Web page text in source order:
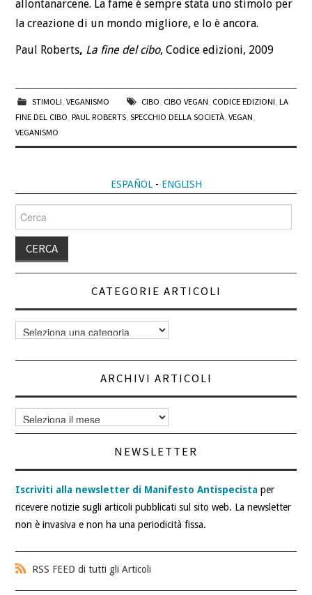
allontanarcene. La fame è sempre stata uno stimolo per
la creazione di un mondo migliore, e lo è ancora.
Paul Roberts, La fine del cibo, Codice edizioni, 2009
STIMOLI VEGANISMO CIBO CIBO VEGAN CODICE EDIZIONI LA
FINE DEL CIBO ,PAUL ROBERTS ,SPECCHIO DELLA SOCIETÀ ,VEGAN
VEGANISMO
ESPAÑOL- ENGLISH
per:
CATEGORIE ARTICOLI
Categorie
articoli
ARCHIVI ARTICOLI
Archivi
articoli
NEWSLETTER
Iscriviti alla newsletter di Manifesto Antispecista per
ricevere notizie sugli articoli pubblicati sul sito web. La newsletter
non è invasiva e non ha una periodicità fissa.
RSS FEED di tutti gli Articoli